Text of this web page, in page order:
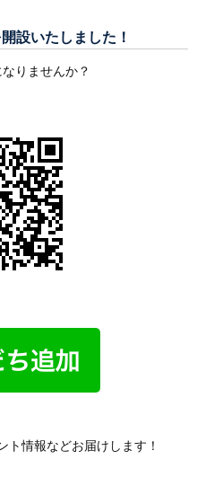
設いたしました！
りませんか？
ト情報などお届けします！